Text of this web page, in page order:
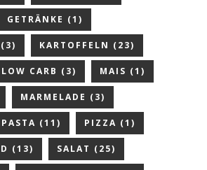
GETRÄNKE (1)
(3) KARTOFFELN (23)
LOW CARB (3) MAIS (1)
MARMELADE (3)
PASTA (11) PIZZA (1)
(13) SALAT (25)